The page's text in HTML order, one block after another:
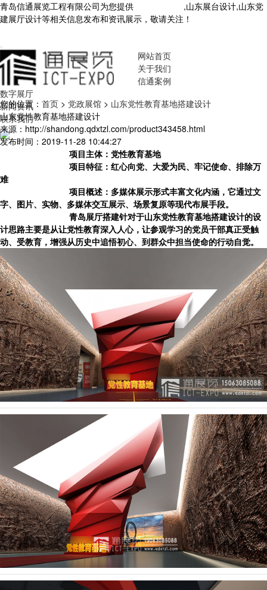
青岛信通展览工程有限公司为您提供
,山东展台设计,山东党
建展厅设计等相关信息发布和资讯展示，敬请关注！
网站首页
关于我们
信通案例
数字展厅
新闻资讯
联系我们
您的位置： 首页 > 党政展馆 > 山东党性教育基地搭建设计
山东党性教育基地搭建设计
来源：http://shandong.qdxtzl.com/product343458.html
发布时间：2019-11-28 10:44:27
项目主体：党性教育基地
项目特征：红心向党、大爱为民、牢记使命、排除万
难
项目概述：多媒体展示形式丰富文化内涵，它通过文
字、图片、实物、多媒体交互展示、场景复原等现代布展手段。
青岛展厅搭建针对于山东党性教育基地搭建设计的设
计思路主要是从让党性教育深入人心，让参观学习的党员干部真正受触
动、受教育，增强从历史中追悟初心、到群众中担当使命的行动自觉。